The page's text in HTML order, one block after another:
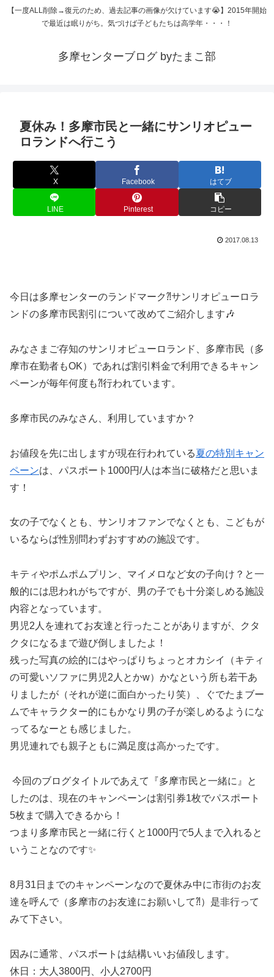
【一度ALL削除→復元のため、過去記事の画像が欠けています😭】2015年開始
で最近は眠りがち。気づけば子どもたちは高学年・・・！
多摩センターブログ byたまこ部
夏休み！多摩市民と一緒にサンリオピュー
ロランドへ行こう
X Facebook はてブ
LINE Pinterest コピー
2017.08.13
今日は多摩センターのランドマーク⁈サンリオピューロラ
ンドの多摩市民割引について改めてご紹介します🎶
みなさまご存知のサンリオピューロランド、多摩市民（多
摩市在勤者もOK）であれば割引料金で利用できるキャン
ペーンが毎年何度も⁈行われています。
多摩市民のみなさん、利用していますか？
お値段を先に出しますが現在行われている夏の特別キャン
ペーンは、パスポート1000円/人は本当に破格だと思いま
す！
女の子でなくとも、サンリオファンでなくとも、こどもが
いるならば性別問わずおすすめの施設です。
キティやポムポムプリン、マイメロなど女の子向け？と一
般的には思われがちですが、男の子でも十分楽しめる施設
内容となっています。
男児2人を連れてお友達と行ったことがありますが、クタ
クタになるまで遊び倒しましたよ！
残った写真の絵的にはやっぱりちょっとオカシイ（キティ
の可愛いソファに男児2人とかw）かなという所も若干あ
りましたが（それが逆に面白かったり笑）、ぐでたまブー
ムでキャラクター的にもかなり男の子が楽しめるようにな
ってるなーとも感じました。
男児連れでも親子ともに満足度は高かったです。
今回のブログタイトルであえて『多摩市民と一緒に』と
したのは、現在のキャンペーンは割引券1枚でパスポート
5枚まで購入できるから！
つまり多摩市民と一緒に行くと1000円で5人まで入れると
いうことなのです✨
8月31日までのキャンペーンなので夏休み中に市街のお友
達を呼んで（多摩市のお友達にお願いして⁈）是非行って
みて下さい。
因みに通常、パスポートは結構いいお値段します。
休日：大人3800円、小人2700円